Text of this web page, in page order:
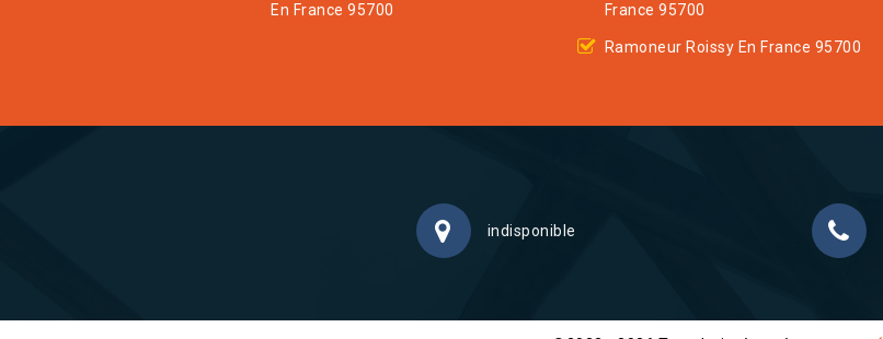
En France 95700
France 95700
Ramoneur Roissy En France 95700
indisponible